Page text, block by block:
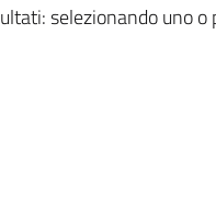
selezionando uno